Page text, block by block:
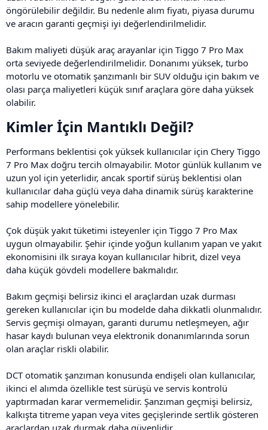
öngörülebilir değildir. Bu nedenle alım fiyatı, piyasa durumu
ve aracın garanti geçmişi iyi değerlendirilmelidir.
Bakım maliyeti düşük araç arayanlar için Tiggo 7 Pro Max
orta seviyede değerlendirilmelidir. Donanımı yüksek, turbo
motorlu ve otomatik şanzımanlı bir SUV olduğu için bakım ve
olası parça maliyetleri küçük sınıf araçlara göre daha yüksek
olabilir.
Kimler İçin Mantıklı Değil?​
Performans beklentisi çok yüksek kullanıcılar için Chery Tiggo
7 Pro Max doğru tercih olmayabilir. Motor günlük kullanım ve
uzun yol için yeterlidir, ancak sportif sürüş beklentisi olan
kullanıcılar daha güçlü veya daha dinamik sürüş karakterine
sahip modellere yönelebilir.
Çok düşük yakıt tüketimi isteyenler için Tiggo 7 Pro Max
uygun olmayabilir. Şehir içinde yoğun kullanım yapan ve yakıt
ekonomisini ilk sıraya koyan kullanıcılar hibrit, dizel veya
daha küçük gövdeli modellere bakmalıdır.
Bakım geçmişi belirsiz ikinci el araçlardan uzak durması
gereken kullanıcılar için bu modelde daha dikkatli olunmalıdır.
Servis geçmişi olmayan, garanti durumu netleşmeyen, ağır
hasar kaydı bulunan veya elektronik donanımlarında sorun
olan araçlar riskli olabilir.
DCT otomatik şanzıman konusunda endişeli olan kullanıcılar,
ikinci el alımda özellikle test sürüşü ve servis kontrolü
yaptırmadan karar vermemelidir. Şanzıman geçmişi belirsiz,
kalkışta titreme yapan veya vites geçişlerinde sertlik gösteren